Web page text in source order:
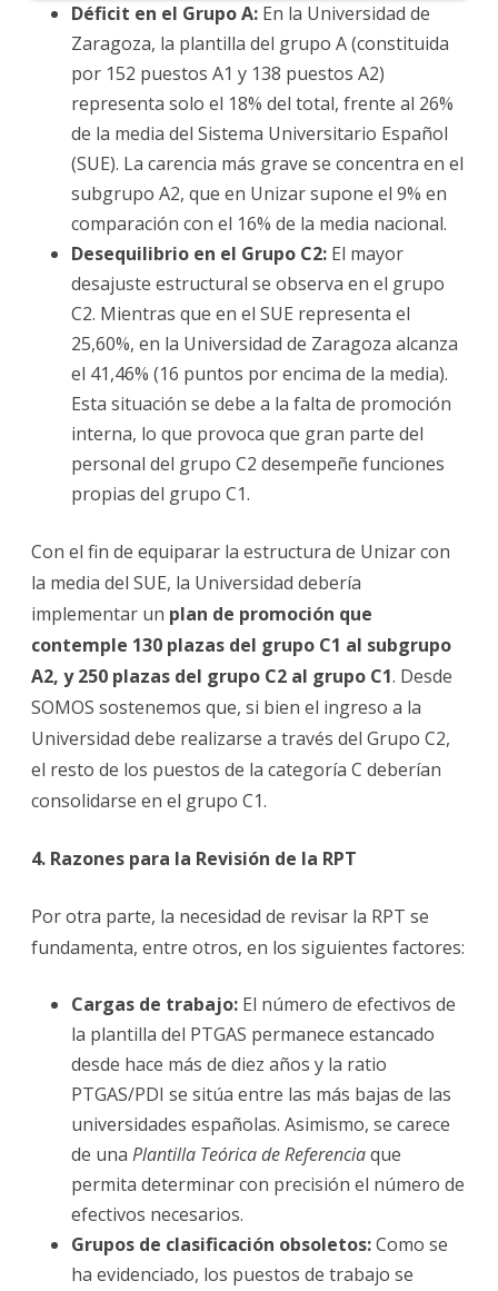
Déficit en el Grupo A: En la Universidad de
Zaragoza, la plantilla del grupo A (constituida
por 152 puestos A1 y 138 puestos A2)
representa solo el 18% del total, frente al 26%
de la media del Sistema Universitario Español
(SUE). La carencia más grave se concentra en el
subgrupo A2, que en Unizar supone el 9% en
comparación con el 16% de la media nacional.
Desequilibrio en el Grupo C2: El mayor
desajuste estructural se observa en el grupo
C2. Mientras que en el SUE representa el
25,60%, en la Universidad de Zaragoza alcanza
el 41,46% (16 puntos por encima de la media).
Esta situación se debe a la falta de promoción
interna, lo que provoca que gran parte del
personal del grupo C2 desempeñe funciones
propias del grupo C1.
Con el fin de equiparar la estructura de Unizar con
la media del SUE, la Universidad debería
implementar un plan de promoción que
contemple 130 plazas del grupo C1 al subgrupo
A2, y 250 plazas del grupo C2 al grupo C1. Desde
SOMOS sostenemos que, si bien el ingreso a la
Universidad debe realizarse a través del Grupo C2,
el resto de los puestos de la categoría C deberían
consolidarse en el grupo C1.
4. Razones para la Revisión de la RPT
Por otra parte, la necesidad de revisar la RPT se
fundamenta, entre otros, en los siguientes factores:
Cargas de trabajo: El número de efectivos de
la plantilla del PTGAS permanece estancado
desde hace más de diez años y la ratio
PTGAS/PDI se sitúa entre las más bajas de las
universidades españolas. Asimismo, se carece
de una Plantilla Teórica de Referenciaque
permita determinar con precisión el número de
efectivos necesarios.
Grupos de clasificación obsoletos:Como se
ha evidenciado, los puestos de trabajo se